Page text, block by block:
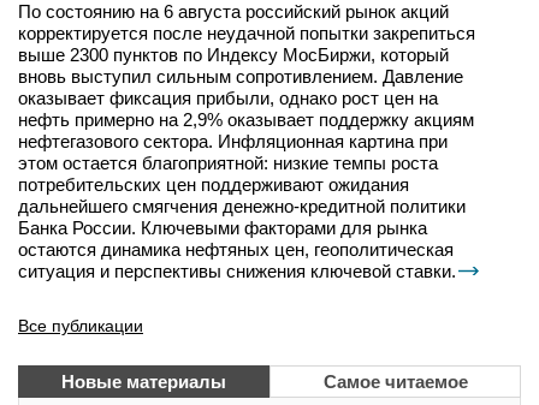
По состоянию на 6 августа российский рынок акций
корректируется после неудачной попытки закрепиться
выше 2300 пунктов по Индексу МосБиржи, который
вновь выступил сильным сопротивлением. Давление
оказывает фиксация прибыли, однако рост цен на
нефть примерно на 2,9% оказывает поддержку акциям
нефтегазового сектора. Инфляционная картина при
этом остается благоприятной: низкие темпы роста
потребительских цен поддерживают ожидания
дальнейшего смягчения денежно-кредитной политики
Банка России. Ключевыми факторами для рынка
остаются динамика нефтяных цен, геополитическая
ситуация и перспективы снижения ключевой ставки.
Все публикации
Новые материалы Самое читаемое